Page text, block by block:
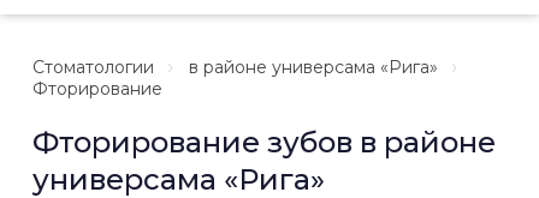
Стоматологии
в районе универсама «Рига»
Фторирование
Фторирование зубов в районе
универсама «Рига»